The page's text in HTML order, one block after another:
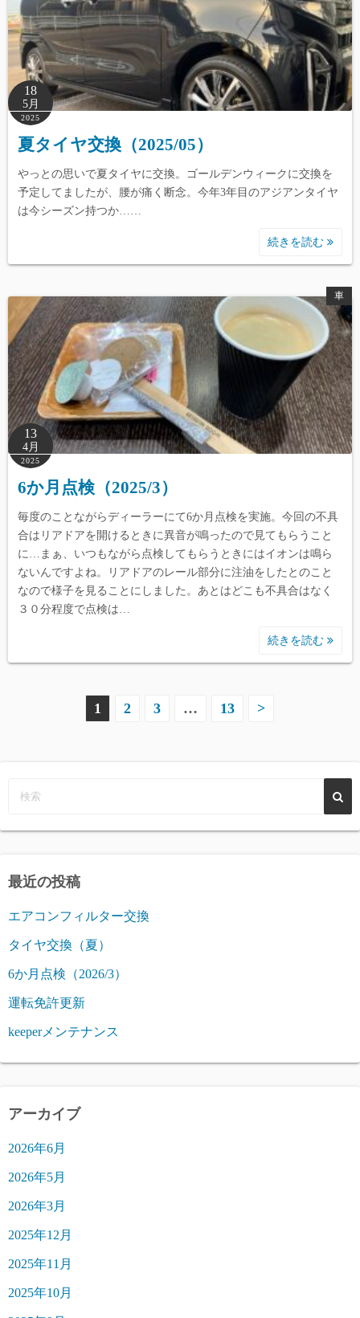
18
5月
2025
夏タイヤ交換（2025/05）
やっとの思いで夏タイヤに交換。ゴールデンウィークに交換を
予定してましたが、腰が痛く断念。今年3年目のアジアンタイヤ
は今シーズン持つか……
続きを読む
車
13
4月
2025
6か月点検（2025/3）
毎度のことながらディーラーにて6か月点検を実施。今回の不具
合はリアドアを開けるときに異音が鳴ったので見てもらうこと
に…まぁ、いつもながら点検してもらうときにはイオンは鳴ら
ないんですよね。リアドアのレール部分に注油をしたとのこと
なので様子を見ることにしました。あとはどこも不具合はなく
３０分程度で点検は…
続きを読む
ペ
ー
り
1 2 3 … 13 >
最近の投稿
エアコンフィルター交換
タイヤ交換（夏）
6か月点検（2026/3）
運転免許更新
keeperメンテナンス
アーカイブ
2026年6月
2026年5月
2026年3月
2025年12月
2025年11月
2025年10月